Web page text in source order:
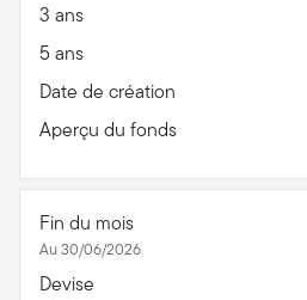
3 ans
5 ans
Date de création
Aperçu du fonds
Fin du mois
Au 30/06/2026
Devise